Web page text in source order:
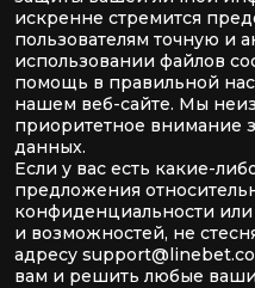
искренне стремится
пользователям точную и
использовании файлов
помощь в правильной
нашем веб-сайте. Мы
приоритетное внимание
данных.
Если у вас есть какие-
предложения
конфиденциальности
и возможностей, не
адресу
вам и решить любые